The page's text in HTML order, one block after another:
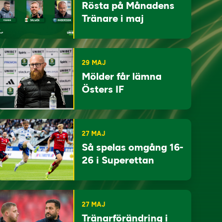
Rösta på Månadens
Tränare i maj
29 MAJ
Mölder får lämna
Östers IF
27 MAJ
Så spelas omgång 16-
26 i Superettan
27 MAJ
Tränarförändring i